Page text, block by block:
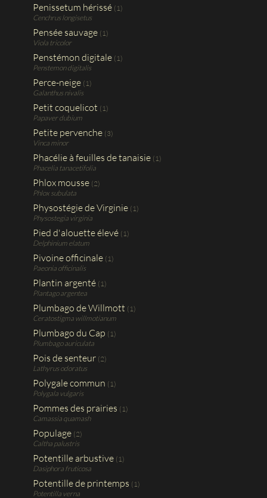
Penissetum hérissé (1)
Cenchrus longisetus
Pensée sauvage (1)
Viola tricolor
Penstémon digitale (1)
Penstemon digitalis
Perce-neige (1)
Galanthus nivalis
Petit coquelicot (1)
Papaver dubium
Petite pervenche (3)
Vinca minor
Phacélie à feuilles de tanaisie (1)
Phacelia tanacetifolia
Phlox mousse (2)
Phlox subulata
Physostégie de Virginie (1)
Physostegia virginia
Pied d'alouette élevé (1)
Delphinium elatum
Pivoine officinale (1)
Paeonia officinalis
Plantin argenté (1)
Plantago argentea
Plumbago de Willmott (1)
Ceratostigma willmotianum
Plumbago du Cap (1)
Plumbago auriculata
Pois de senteur (2)
Lathyrus odoratus
Polygale commun (1)
Polygala vulgaris
Pommes des prairies (1)
Camassia quamash
Populage (2)
Caltha palustris
Potentille arbustive (1)
Dasiphora fruticosa
Potentille de printemps (1)
Potentilla verna